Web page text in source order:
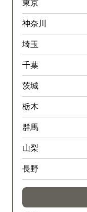
東京
神奈川
埼玉
千葉
茨城
栃木
群馬
山梨
長野